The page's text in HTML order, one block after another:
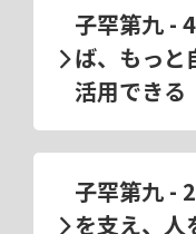
子罕第九 -
ば、もっと
活用できる
子罕第九 -
を支え、人